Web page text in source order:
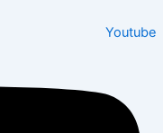
Youtube